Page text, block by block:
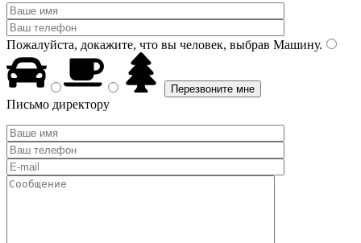
Пожалуйста, докажите, что вы человек, выбрав Машину.
Письмо директору